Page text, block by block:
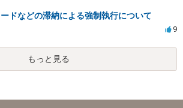
ドなどの滞納による強制執行について
9
もっと見る